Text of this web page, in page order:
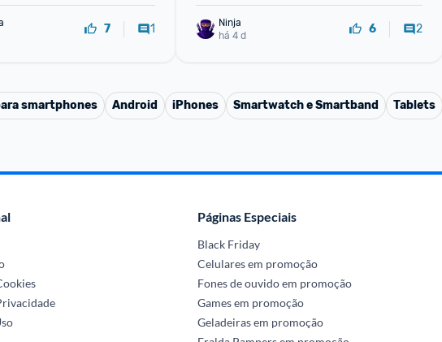
7 1
há 4 d
6 2
smartphones Android iPhones Smartwatch e Smartband Tablets
Páginas Especiais
Black Friday
Celulares em promoção
Fones de ouvido em promoção
Games em promoção
Geladeiras em promoção